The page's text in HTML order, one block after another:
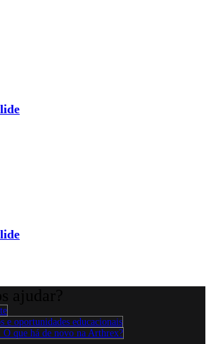
e oportunidades educacionais
O que há de novo na Arthrex?